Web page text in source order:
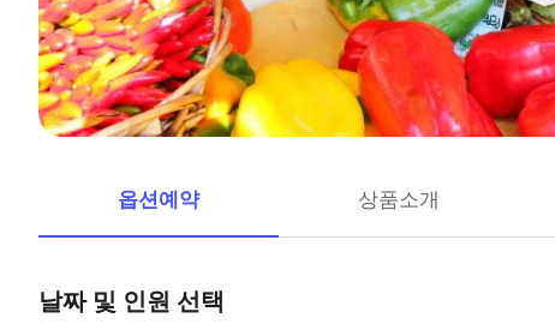
옵션예약 상품소개
날짜 및 인원 선택